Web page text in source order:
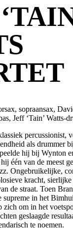
sopraansax,
Jeff ‘Tain’ Watts-
percussionist,
als drummer
hij bij Wynton
één van de meest
Ongebruikelijke,
kracht,
de straat. Toen
supreme in het
zich om in het
geslaagde
te noemen.